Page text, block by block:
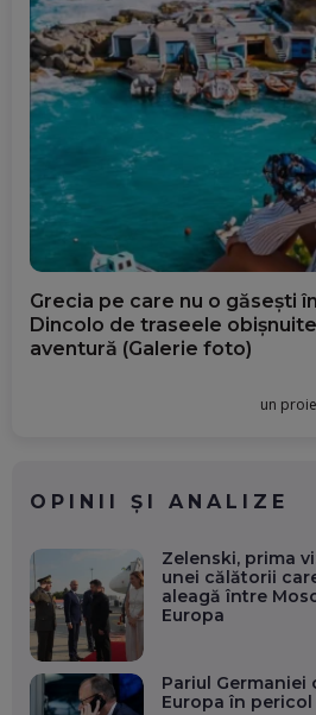
Grecia pe care nu o găsești
Dincolo de traseele
aventură (Galerie foto)
un
OPINII ȘI ANALIZE
Zelenski, prima
unei călătorii
aleagă între
Europa
Pariul Germaniei
Europa în pericol